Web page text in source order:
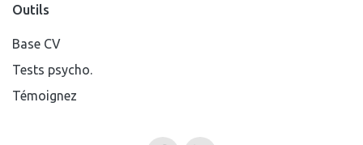
Outils
Base CV
Tests psycho.
Témoignez